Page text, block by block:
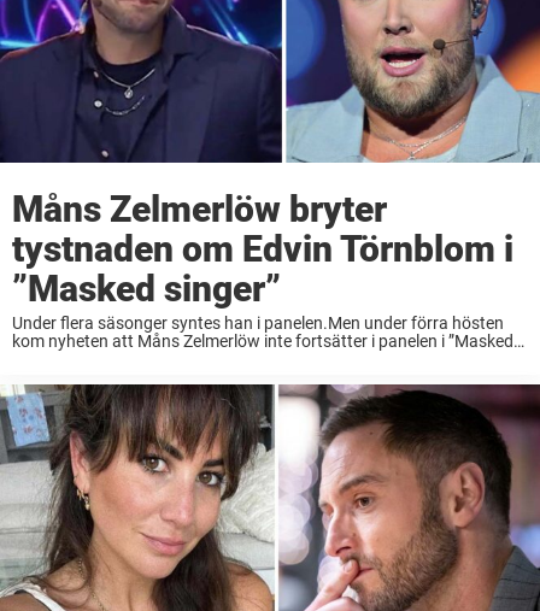
Måns Zelmerlöw bryter
tystnaden om Edvin Törnblom i
”Masked singer”
Under flera säsonger syntes han i panelen.Men under förra hösten
kom nyheten att Måns Zelmerlöw inte fortsätter i panelen i ”Masked